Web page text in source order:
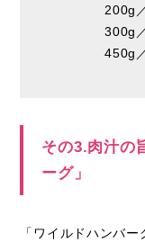
200g／
300g／
450g／
その3.肉汁の
ーグ」
「ワイルドハンバー